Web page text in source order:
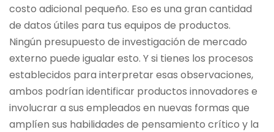
costo adicional pequeño. Eso es una gran cantidad
de datos útiles para tus equipos de productos.
Ningún presupuesto de investigación de mercado
externo puede igualar esto. Y si tienes los procesos
establecidos para interpretar esas observaciones,
ambos podrían identificar productos innovadores e
involucrar a sus empleados en nuevas formas que
amplíen sus habilidades de pensamiento crítico y la